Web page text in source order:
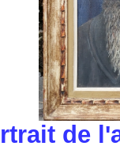
de